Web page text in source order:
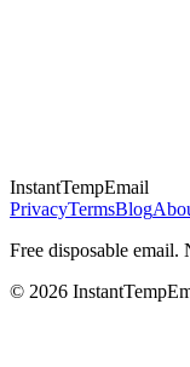
InstantTempEmail
PrivacyTermsBlog
Free disposable email.
© 2026